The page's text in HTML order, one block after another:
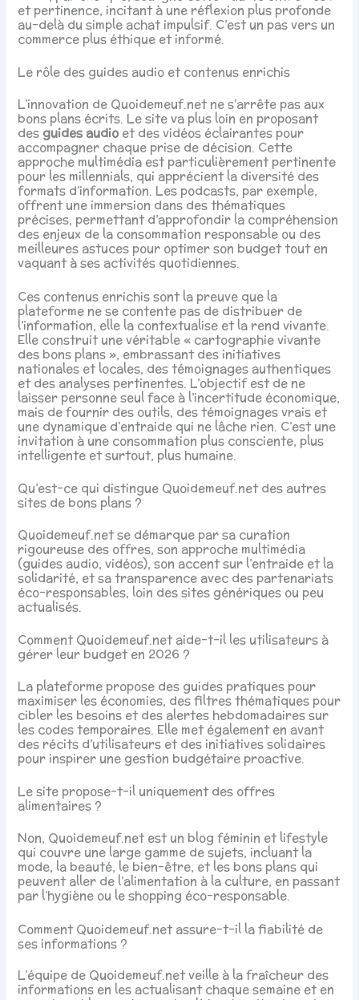
et pertinence, incitant à une réflexion plus profonde
au-delà du simple achat impulsif. C’est un pas vers un
commerce plus éthique et informé.
Le rôle des guides audio et contenus enrichis
L’innovation de Quoidemeuf.net ne s’arrête pas aux
bons plans écrits. Le site va plus loin en proposant
des guides audio et des vidéos éclairantes pour
accompagner chaque prise de décision. Cette
approche multimédia est particulièrement pertinente
pour les millennials, qui apprécient la diversité des
formats d’information. Les podcasts, par exemple,
offrent une immersion dans des thématiques
précises, permettant d’approfondir la compréhension
des enjeux de la consommation responsable ou des
meilleures astuces pour optimer son budget tout en
vaquant à ses activités quotidiennes.
Ces contenus enrichis sont la preuve que la
plateforme ne se contente pas de distribuer de
l’information, elle la contextualise et la rend vivante.
Elle construit une véritable « cartographie vivante
des bons plans », embrassant des initiatives
nationales et locales, des témoignages authentiques
et des analyses pertinentes. L’objectif est de ne
laisser personne seul face à l’incertitude économique,
mais de fournir des outils, des témoignages vrais et
une dynamique d’entraide qui ne lâche rien. C’est une
invitation à une consommation plus consciente, plus
intelligente et surtout, plus humaine.
Qu’est-ce qui distingue Quoidemeuf.net des autres
sites de bons plans ?
Quoidemeuf.net se démarque par sa curation
rigoureuse des offres, son approche multimédia
(guides audio, vidéos), son accent sur l’entraide et la
solidarité, et sa transparence avec des partenariats
éco-responsables, loin des sites génériques ou peu
actualisés.
Comment Quoidemeuf.net aide-t-il les utilisateurs à
gérer leur budget en 2026 ?
La plateforme propose des guides pratiques pour
maximiser les économies, des filtres thématiques pour
cibler les besoins et des alertes hebdomadaires sur
les codes temporaires. Elle met également en avant
des récits d’utilisateurs et des initiatives solidaires
pour inspirer une gestion budgétaire proactive.
Le site propose-t-il uniquement des offres
alimentaires ?
Non, Quoidemeuf.net est un blog féminin et lifestyle
qui couvre une large gamme de sujets, incluant la
mode, la beauté, le bien-être, et les bons plans qui
peuvent aller de l’alimentation à la culture, en passant
par l’hygiène ou le shopping éco-responsable.
Comment Quoidemeuf.net assure-t-il la fiabilité de
ses informations ?
L’équipe de Quoidemeuf.net veille à la fraîcheur des
informations en les actualisant chaque semaine et en